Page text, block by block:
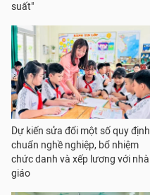
suất"
Dự kiến sửa đổi một số quy định
chuẩn nghề nghiệp, bổ nhiệm
chức danh và xếp lương với nhà
giáo